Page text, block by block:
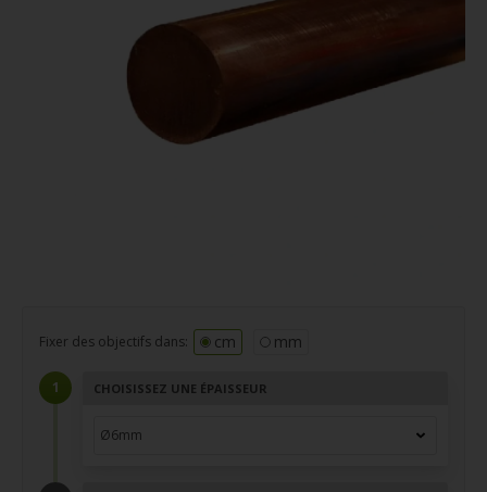
Fixer des objectifs dans: cm mm
CHOISISSEZ UNE ÉPAISSEUR